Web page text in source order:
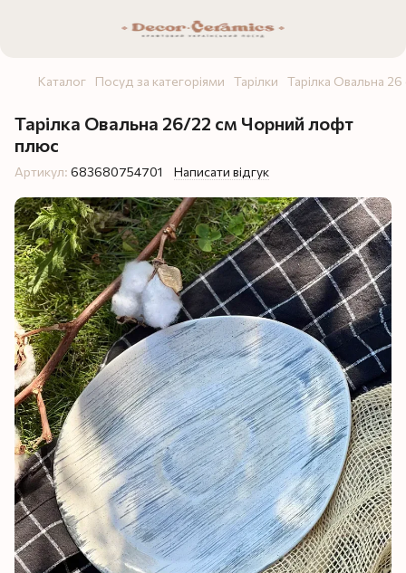
Каталог Посуд за категоріями Тарілки Тарілка Овальна
Тарілка Овальна 26/22 см Чорний лофт
плюс
Артикул: 683680754701 Написати відгук